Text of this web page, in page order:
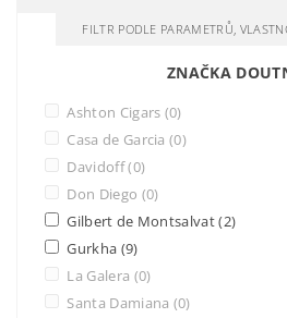
FILTR PODLE PARAMETRŮ,
ZNAČKA
Ashton Cigars (0)
Casa de Garcia(0)
Davidoff(0)
Don Diego (0)
Gilbert de Montsalvat(2)
Gurkha (9)
La Galera (0)
Santa Damiana (0)